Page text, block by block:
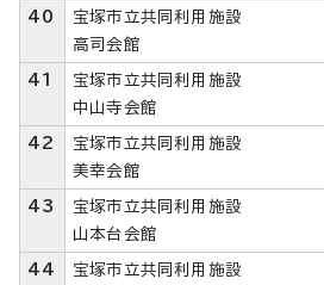
40
宝塚市立共同利用施設
高司会館
41
宝塚市立共同利用施設
中山寺会館
42
宝塚市立共同利用施設
美幸会館
43
宝塚市立共同利用施設
山本台会館
44 宝塚市立共同利用施設